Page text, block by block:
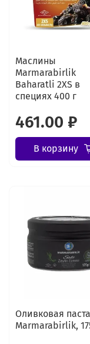
Маслины
Marmarabirlik
Baharatli 2XS в
специях 400 г
461.00 ₽
В корзину
Оливковая паста
Marmarabirlik,